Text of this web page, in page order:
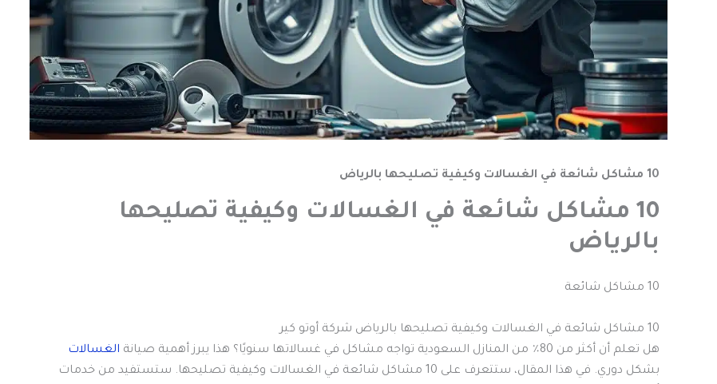
10 مشاكل شائعة في الغسالات وكيفية تصليحها بالرياض
10 مشاكل شائعة في الغسالات وكيفية تصليحها
بالرياض
10 مشاكل شائعة
10 مشاكل شائعة في الغسالات وكيفية تصليحها بالرياض شركة أوتو كير
هل تعلم أن أكثر من 80٪ من المنازل السعودية تواجه مشاكل في غسالاتها سنويًا؟ هذا يبرز أهمية صيانة
الغسالات
بشكل دوري. في هذا المقال، ستتعرف على 10 مشاكل شائعة في الغسالات وكيفية تصليحها. ستستفيد من خدمات